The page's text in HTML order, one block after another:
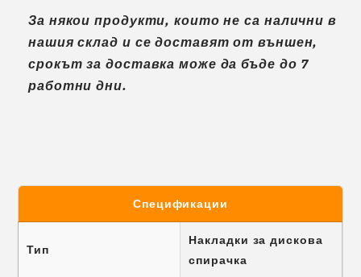
За някои продукти, които не са налични в
нашия склад и се доставят от външен,
срокът за доставка може да бъде до 7
работни дни.
Спецификации
Тип
Накладки за дискова
спирачка